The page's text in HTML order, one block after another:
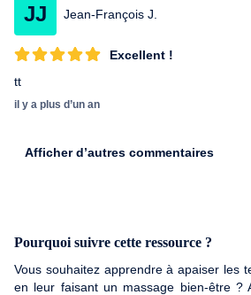
JJ Jean-François J.
Excellent !
tt
il y a plus d’un an
Afficher d’autres commentaires
Pourquoi suivre cette ressource ?
Vous souhaitez apprendre à apaiser les
en leur faisant un massage bien-être ?